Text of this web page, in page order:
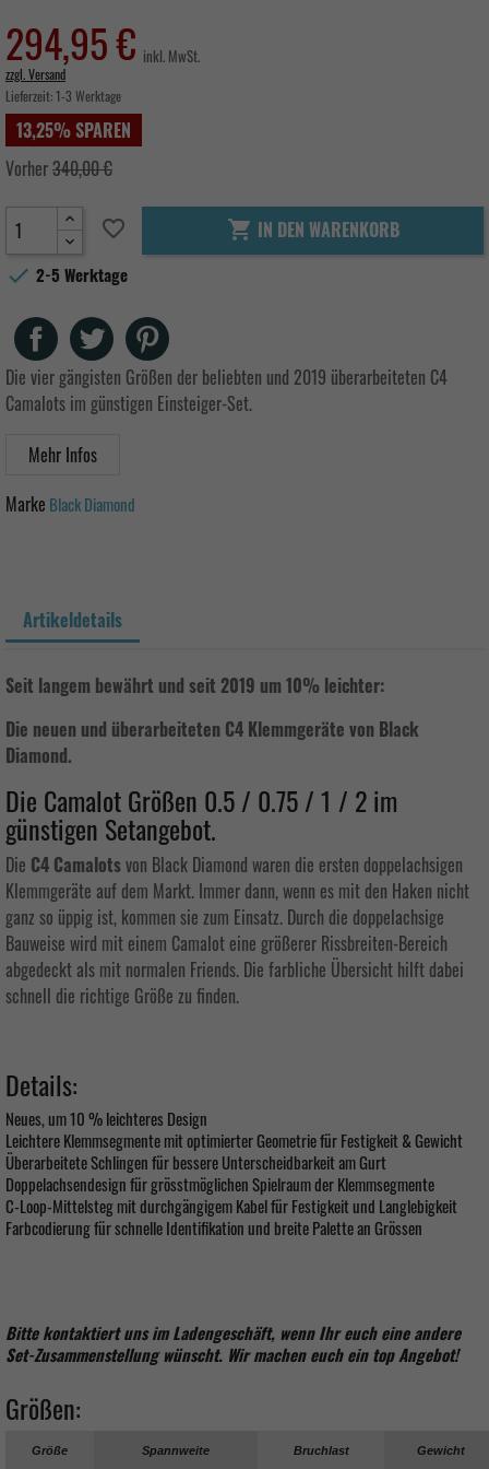
294,95 € inkl. MwSt.
zzgl. Versand
Lieferzeit:1-3 Werktage
13,25% SPAREN
Vorher340,00 €
favorite_border  IN DEN WARENKORB
 2-5 Werktage
Teilen Tweet
Die vier gängisten Größen der beliebten und 2019 überarbeiteten C4
Camalots im günstigen Einsteiger-Set.
Mehr Infos
Marke Black Diamond
Artikeldetails
Seit langem bewährt und seit 2019 um 10% leichter:
Die neuen und überarbeiteten C4 Klemmgeräte von Black
Diamond.
Die Camalot Größen 0.5 / 0.75 / 1 / 2 im
günstigen Setangebot.
Die C4 Camalotsvon Black Diamond waren die ersten doppelachsigen
Klemmgeräte auf dem Markt. Immer dann, wenn es mit den Haken nicht
ganz so üppig ist, kommen sie zum Einsatz. Durch die doppelachsige
Bauweise wird mit einem Camalot eine größerer Rissbreiten-Bereich
abgedeckt als mit normalen Friends. Die farbliche Übersicht hilft dabei
schnell die richtige Größe zu finden.
Details:
Neues, um 10 % leichteres Design
Leichtere Klemmsegmente mit optimierter Geometrie für Festigkeit & Gewicht
Überarbeitete Schlingen für bessere Unterscheidbarkeit am Gurt
Doppelachsendesign für grösstmöglichen Spielraum der Klemmsegmente
C-Loop-Mittelsteg mit durchgängigem Kabel für Festigkeit und Langlebigkeit
Farbcodierung für schnelle Identifikation und breite Palette an Grössen
Bitte kontaktiert uns im Ladengeschäft, wenn Ihr euch eine andere
Set-Zusammenstellung wünscht. Wir machen euch ein top Angebot!
Größen:
Größe Spannweite Bruchlast Gewicht